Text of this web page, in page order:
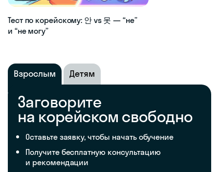
Тест по корейскому: 안 vs 못 — “не”
и “не могу”
Взрослым Детям
Заговорите
на корейском свободно
Оставьте заявку, чтобы начать обучение
Получите бесплатную консультацию
и рекомендации